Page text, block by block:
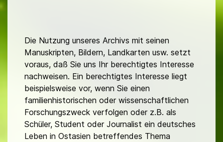
Die Nutzung unseres Archivs mit seinen
Manuskripten, Bildern, Landkarten usw. setzt
voraus, daß Sie uns Ihr berechtigtes Interesse
nachweisen. Ein berechtigtes Interesse liegt
beispielsweise vor, wenn Sie einen
familienhistorischen oder wissenschaftlichen
Forschungszweck verfolgen oder z.B. als
Schüler, Student oder Journalist ein deutsches
Leben in Ostasien betreffendes Thema